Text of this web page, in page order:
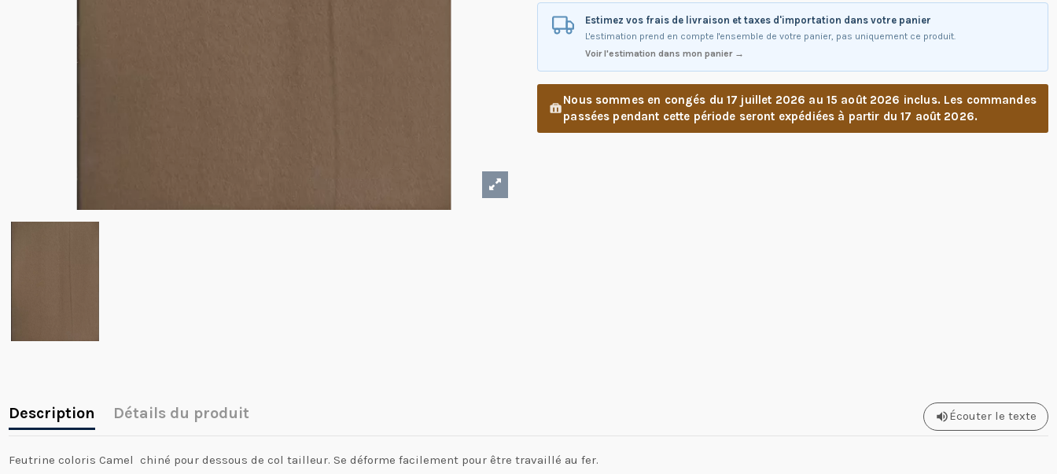
Estimez vos frais de livraison et taxes d'importation dans votre panier
L'estimation prend en compte l'ensemble de votre panier, pas uniquement ce produit.
Voir l'estimation dans mon panier →
Nous sommes en congés du 17 juillet 2026 au 15 août 2026 inclus. Les commandes
passées pendant cette période seront expédiées à partir du 17 août 2026.
Description Détails du produit Écouter le texte
Feutrine coloris Camel chiné pour dessous de col tailleur. Se déforme facilement pour être travaillé au fer.